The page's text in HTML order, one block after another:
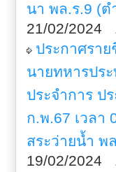
นา พล.ร.9 (
21/02/2024
ประกาศรา
นายทหารปร
ประจำการ ป
ก.พ.67 เวลา
สระว่ายน้ำ พ
19/02/2024